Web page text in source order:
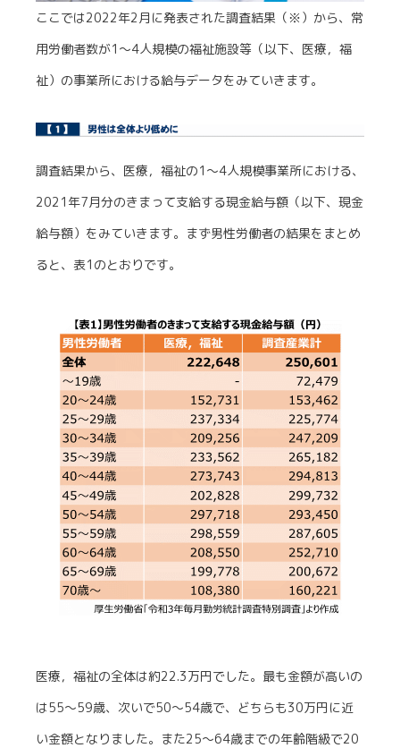
ここでは2022年2月に発表された調査結果（※）から、常
用労働者数が1～4人規模の福祉施設等（以下、医療，福
祉）の事業所における給与データをみていきます。
調査結果から、医療，福祉の1～4人規模事業所における、
2021年7月分のきまって支給する現金給与額（以下、現金
給与額）をみていきます。まず男性労働者の結果をまとめ
ると、表1のとおりです。
医療，福祉の全体は約22.3万円でした。最も金額が高いの
は55～59歳、次いで50～54歳で、どちらも30万円に近
い金額となりました。また25～64歳までの年齢階級で20